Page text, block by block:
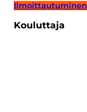
Ilmoittautuminen
Kouluttaja